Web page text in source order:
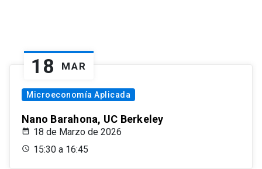
18 MAR
Microeconomía Aplicada
Nano Barahona, UC Berkeley
18 de Marzo de 2026
15:30 a 16:45